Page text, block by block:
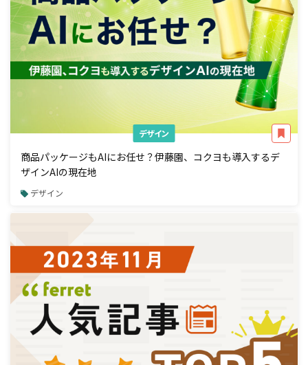
デザイン
商品パッケージもAIにお任せ？伊藤園、コクヨも導入するデ
ザインAIの現在地
デザイン